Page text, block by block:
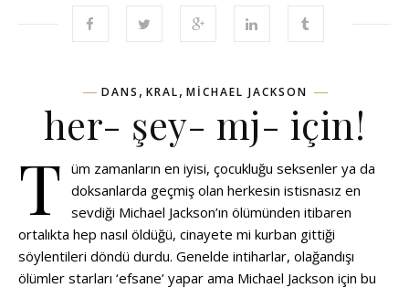
DANS , KRAL, MICHAEL JACKSON
her- şey- mj- için!
T üm zamanların en iyisi, çocukluğu seksenler ya da
doksanlarda geçmiş olan herkesin istisnasız en
sevdiği Michael Jackson’ın ölümünden itibaren
ortalıkta hep nasıl öldüğü, cinayete mi kurban gittiği
söylentileri döndü durdu. Genelde intiharlar, olağandışı
ölümler starları ‘efsane’ yapar ama Michael Jackson için bu